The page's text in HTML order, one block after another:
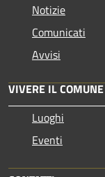
Notizie
Comunicati
Avvisi
VIVERE IL COMUNE
Luoghi
Eventi